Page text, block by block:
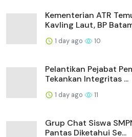
Kementerian ATR
Kavling Laut, BP
1 day ago 10
Pelantikan Pejabat
Tekankan Integritas ...
1 day ago 11
Grup Chat Siswa
Pantas Diketahui Se...